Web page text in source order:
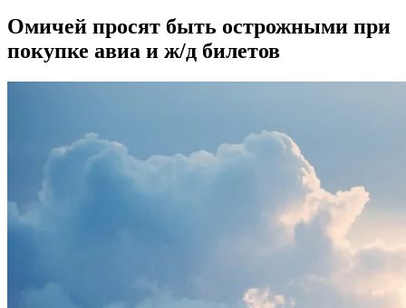
Омичей просят быть острожными при
покупке авиа и ж/д билетов